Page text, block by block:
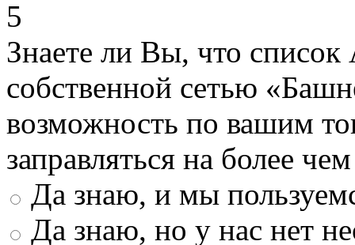
5
Знаете ли Вы, что
собственной сетью
возможность по вашим
заправляться на более
Да знаю, и мы
Да знаю, но у нас нет